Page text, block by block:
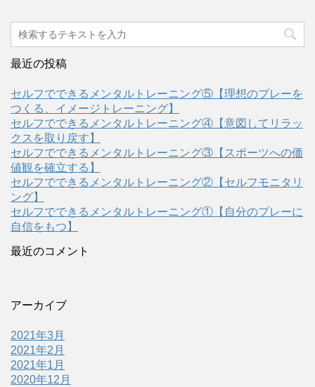
最近の投稿
セルフでできるメンタルトレーニング⑤【理想のプレーを
つくる、イメージトレーニング】
セルフでできるメンタルトレーニング④【意図してリラッ
クスを取り戻す】
セルフでできるメンタルトレーニング③【スポーツへの価
値観を確立する】
セルフでできるメンタルトレーニング②【セルフモニタリ
ング】
セルフでできるメンタルトレーニング①【自分のプレーに
自信をもつ】
最近のコメント
アーカイブ
2021年3月
2021年2月
2021年1月
2020年12月